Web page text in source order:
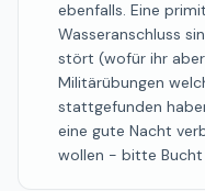
ebenfalls. Eine
Wasseranschluss
stört (wofür ihr
Militärübungen
stattgefunden
eine gute Nacht
wollen - bitte Bucht